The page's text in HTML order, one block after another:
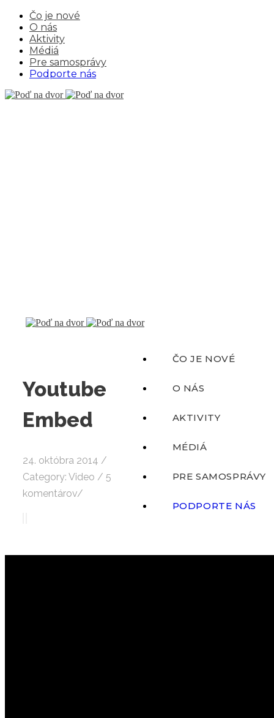
Čo je nové
O nás
Aktivity
Médiá
Pre samosprávy
Podporte nás
ČO JE NOVÉ
O NÁS
AKTIVITY
MÉDIÁ
PRE SAMOSPRÁVY
PODPORTE NÁS
Youtube
Embed
24. októbra 2014 /
Category: Video / 5
komentárov/